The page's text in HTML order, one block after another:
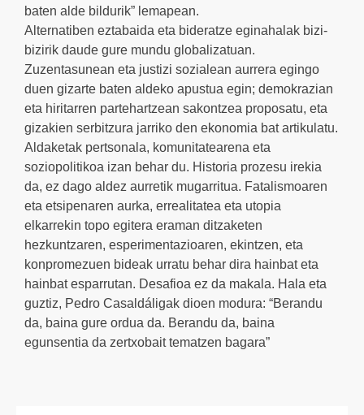
baten alde bildurik” lemapean.
Alternatiben eztabaida eta bideratze eginahalak bizi-
bizirik daude gure mundu globalizatuan.
Zuzentasunean eta justizi sozialean aurrera egingo
duen gizarte baten aldeko apustua egin; demokrazian
eta hiritarren partehartzean sakontzea proposatu, eta
gizakien serbitzura jarriko den ekonomia bat artikulatu.
Aldaketak pertsonala, komunitatearena eta
soziopolitikoa izan behar du. Historia prozesu irekia
da, ez dago aldez aurretik mugarritua. Fatalismoaren
eta etsipenaren aurka, errealitatea eta utopia
elkarrekin topo egitera eraman ditzaketen
hezkuntzaren, esperimentazioaren, ekintzen, eta
konpromezuen bideak urratu behar dira hainbat eta
hainbat esparrutan. Desafioa ez da makala. Hala eta
guztiz, Pedro Casaldáligak dioen modura: “Berandu
da, baina gure ordua da. Berandu da, baina
egunsentia da zertxobait tematzen bagara”